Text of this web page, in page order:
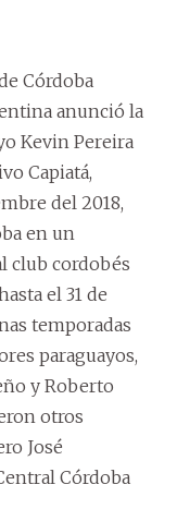
Córdoba
anunció la
Kevin Pereira
Capiatá,
del 2018,
en un
club cordobés
el 31 de
temporadas
paraguayos,
y Roberto
otros
José
Córdoba